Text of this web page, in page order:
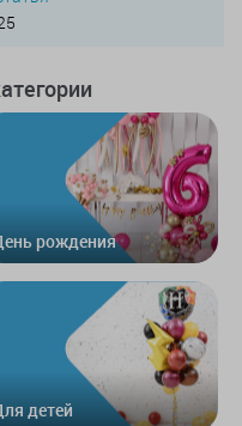
рождения
детей